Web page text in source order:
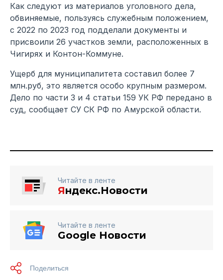
Как следуют из материалов уголовного дела,
обвиняемые, пользуясь служебным положением,
с 2022 по 2023 год подделали документы и
присвоили 26 участков земли, расположенных в
Чигирях и Контон-Коммуне.
Ущерб для муниципалитета составил более 7
млн.руб, это является особо крупным размером.
Дело по части 3 и 4 статьи 159 УК РФ передано в
суд, сообщает СУ СК РФ по Амурской области.
Читайте в ленте
Яндекс.Новости
Читайте в ленте
Google Новости